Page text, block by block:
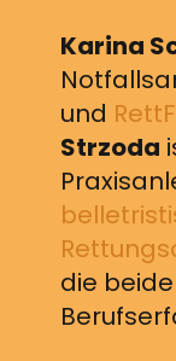
Karina
und
Strzoda
die